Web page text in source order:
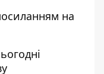
на